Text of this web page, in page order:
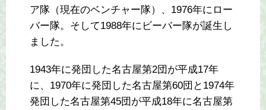
ア隊（現在のベンチャー隊）、1976年にロー
バー隊。そして1988年にビーバー隊が誕生し
ました。
1943年に発団した名古屋第2団が平成17年
に、1970年に発団した名古屋第60団と1974年
発団した名古屋第45団が平成18年に名古屋第